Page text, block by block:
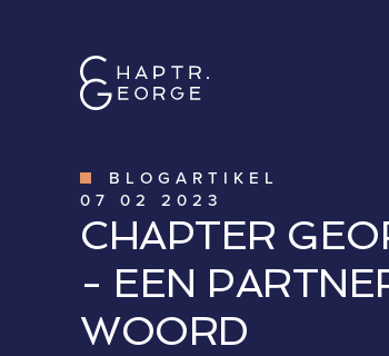
BLOGARTIKEL
07
02 2023
CHAPTER
- EEN
WOORD